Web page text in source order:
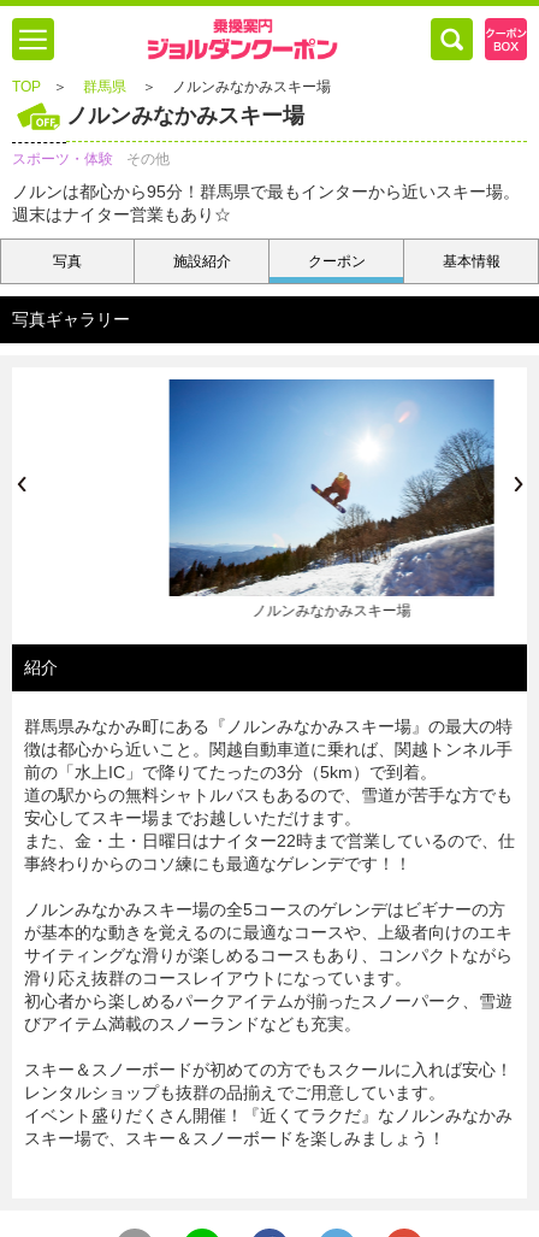
TOP ＞ 群馬県 ＞ ノルンみなかみスキー場
ノルンみなかみスキー場
スポーツ・体験 その他
ノルンは都心から95分！群馬県で最もインターから近いスキー場。
週末はナイター営業もあり☆
写真 施設紹介 クーポン 基本情報
写真ギャラリー
ノルンみなかみスキー場
紹介
群馬県みなかみ町にある『ノルンみなかみスキー場』の最大の特
徴は都心から近いこと。関越自動車道に乗れば、関越トンネル手
前の「水上IC」で降りてたったの3分（5km）で到着。
道の駅からの無料シャトルバスもあるので、雪道が苦手な方でも
安心してスキー場までお越しいただけます。
また、金・土・日曜日はナイター22時まで営業しているので、仕
事終わりからのコソ練にも最適なゲレンデです！！
ノルンみなかみスキー場の全5コースのゲレンデはビギナーの方
が基本的な動きを覚えるのに最適なコースや、上級者向けのエキ
サイティングな滑りが楽しめるコースもあり、コンパクトながら
滑り応え抜群のコースレイアウトになっています。
初心者から楽しめるパークアイテムが揃ったスノーパーク、雪遊
びアイテム満載のスノーランドなども充実。
スキー＆スノーボードが初めての方でもスクールに入れば安心！
レンタルショップも抜群の品揃えでご用意しています。
イベント盛りだくさん開催！『近くてラクだ』なノルンみなかみ
スキー場で、スキー＆スノーボードを楽しみましょう！